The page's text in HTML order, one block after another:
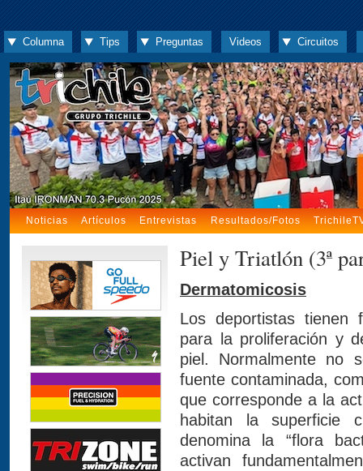
Columna Tips Preguntas Videos Circuitos
Noticias Artículos Entrevistas Resultados/Fotos
Piel y Triatlón (3ª
Dermatomicosis
Los deportistas tienen
para la proliferación y
piel. Normalmente no
fuente contaminada,
que corresponde a la
habitan la superficie
denomina la “flora
activan